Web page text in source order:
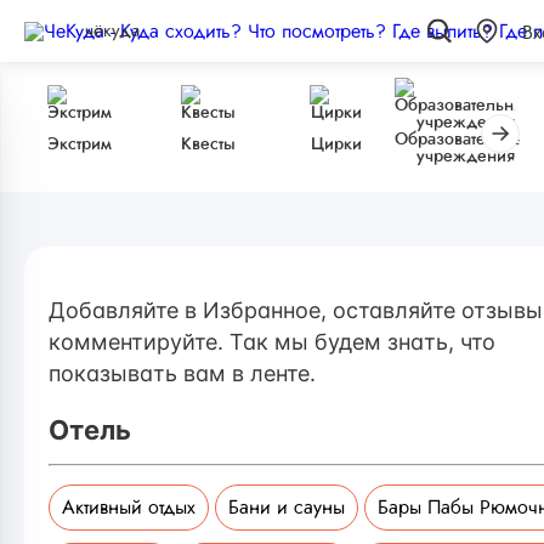
чёкуда
Экстрим Квесты Цирки
Образовательные
учреждения
Добавляйте в Избранное, оставляйте
комментируйте. Так мы будем знать, что
показывать вам в ленте.
Отель
Активный отдых Бани и сауны Бары Пабы